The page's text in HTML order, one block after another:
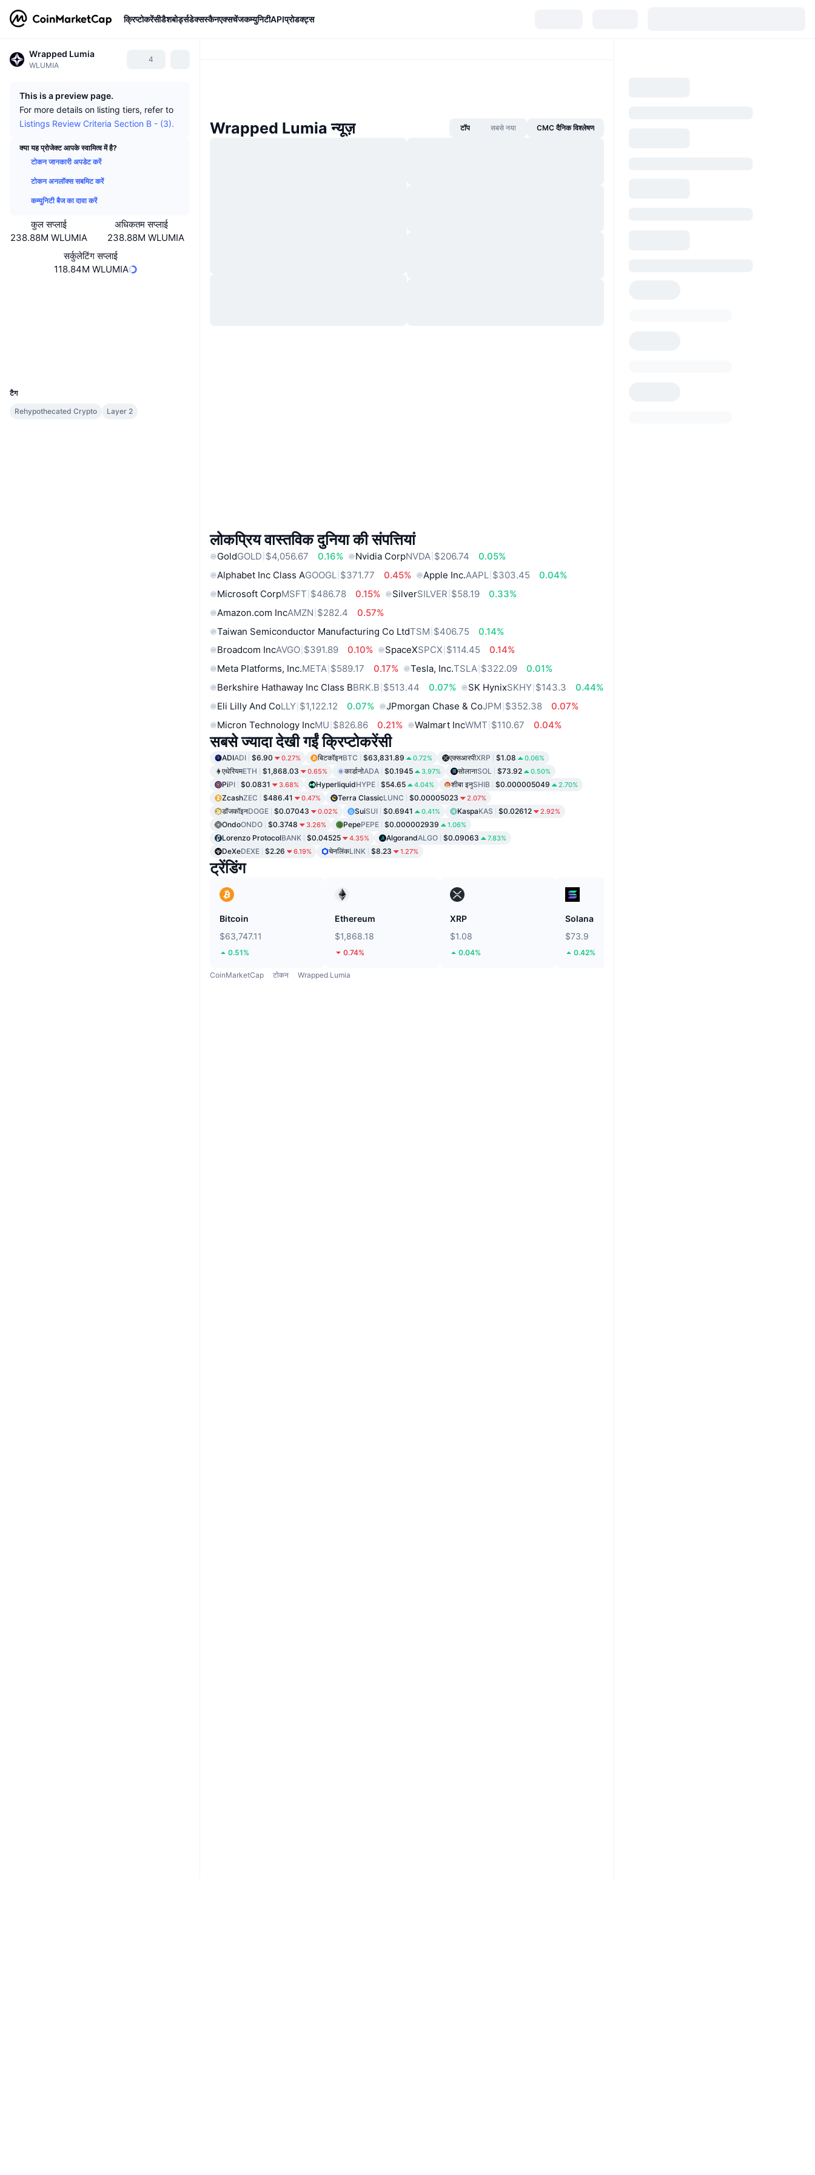
क्रिप्टोकरेंसीडैशबोर्ड्सडेक्सस्कैनएक्सचेंजकम्युनिटीAPIप्रोडक्ट्स
Wrapped Lumia
WLUMIA
4
This is a preview page.
For more details on listing tiers, refer to
Listings Review Criteria Section B - (3).
क्या यह प्रोजेक्ट आपके स्वामित्व में है?
टोकन जानकारी अपडेट करें
टोकन अनलॉक्स सबमिट करें
कम्युनिटी बैज का दावा करें
कुल सप्लाई
238.88M WLUMIA
अधिकतम सप्लाई
238.88M WLUMIA
सर्कुलेटिंग सप्लाई
118.84M WLUMIA
टैग
Rehypothecated Crypto
Layer 2
Wrapped Lumia न्यूज़ टॉप सबसे नया CMC दैनिक विश्लेषण
लोकप्रिय वास्तविक दुनिया की संपत्तियां
GoldGOLD $4,056.67 0.16% Nvidia CorpNVDA $206.74
0.05%
Alphabet Inc Class AGOOGL $371.77 0.45% Apple Inc.AAPL $303.45
0.04%
Microsoft CorpMSFT $486.78 0.15% SilverSILVER $58.19
0.33%
Amazon.com IncAMZN $282.4
0.57%
Taiwan Semiconductor Manufacturing Co LtdTSM $406.75
0.14%
Broadcom IncAVGO $391.89 0.10% SpaceXSPCX $114.45
0.14%
Meta Platforms, Inc.META $589.17 0.17% Tesla, Inc.TSLA $322.09
0.01%
Berkshire Hathaway Inc Class BBRK.B $513.44 0.07% SK HynixSKHY $143.3
0.44%
Eli Lilly And CoLLY $1,122.12 0.07% JPmorgan Chase & CoJPM $352.38
0.07%
Micron Technology IncMU $826.86 0.21% Walmart IncWMT $110.67 0.04%
सबसे ज्यादा देखी गईं क्रिप्टोकरेंसी
ADIADI $6.90 0.27% बिटकॉइनBTC $63,831.89 0.72% एक्सआरपीXRP $1.08 0.06%
एथेरियमETH $1,868.03 0.65% कार्डानोADA $0.1945 3.97% सोलानाSOL $73.92 0.50%
PiPI $0.0831 3.68% HyperliquidHYPE $54.65 4.04% शीबा इनुSHIB $0.000005049 2.70%
ZcashZEC $486.41 0.47% Terra ClassicLUNC $0.00005023 2.07%
डॉजकॉइनDOGE $0.07043 0.02% SuiSUI $0.6941 0.41% KaspaKAS $0.02612 2.92%
OndoONDO $0.3748 3.26% PepePEPE $0.000002939 1.06%
Lorenzo ProtocolBANK $0.04525 4.35% AlgorandALGO $0.09063 7.83%
DeXeDEXE $2.26 6.19% चेनलिंकLINK $8.23 1.27%
ट्रेंडिंग
Bitcoin
$63,747.11
0.51%
Ethereum
$1,868.18
0.74%
XRP
$1.08
0.04%
Solana
$73.9
0.42%
CoinMarketCap टोकन Wrapped Lumia